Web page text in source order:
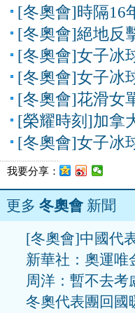
[冬奧會]時隔16
[冬奧會]絕地反
[冬奧會]女子冰
[冬奧會]女子冰
[冬奧會]花滑女
[榮耀時刻]加拿
[冬奧會]女子冰
我要分享：
更多 冬奧會新聞
[冬奧會]中國代
新華社：奧運唯
周洋：暫不去考
冬奧代表團回國